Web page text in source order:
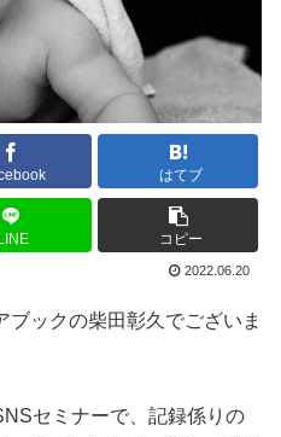
はてブ
コピー
2022.06.20
ブックの柴田彰久でございま
セミナーで、記録係りの